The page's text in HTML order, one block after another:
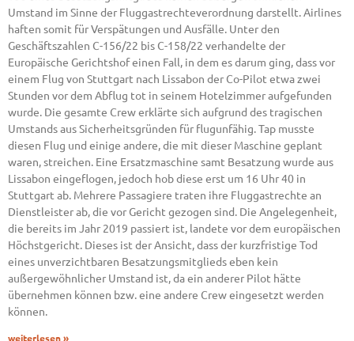
Umstand im Sinne der Fluggastrechteverordnung darstellt. Airlines
haften somit für Verspätungen und Ausfälle. Unter den
Geschäftszahlen C-156/22 bis C-158/22 verhandelte der
Europäische Gerichtshof einen Fall, in dem es darum ging, dass vor
einem Flug von Stuttgart nach Lissabon der Co-Pilot etwa zwei
Stunden vor dem Abflug tot in seinem Hotelzimmer aufgefunden
wurde. Die gesamte Crew erklärte sich aufgrund des tragischen
Umstands aus Sicherheitsgründen für flugunfähig. Tap musste
diesen Flug und einige andere, die mit dieser Maschine geplant
waren, streichen. Eine Ersatzmaschine samt Besatzung wurde aus
Lissabon eingeflogen, jedoch hob diese erst um 16 Uhr 40 in
Stuttgart ab. Mehrere Passagiere traten ihre Fluggastrechte an
Dienstleister ab, die vor Gericht gezogen sind. Die Angelegenheit,
die bereits im Jahr 2019 passiert ist, landete vor dem europäischen
Höchstgericht. Dieses ist der Ansicht, dass der kurzfristige Tod
eines unverzichtbaren Besatzungsmitglieds eben kein
außergewöhnlicher Umstand ist, da ein anderer Pilot hätte
übernehmen können bzw. eine andere Crew eingesetzt werden
können.
weiterlesen »